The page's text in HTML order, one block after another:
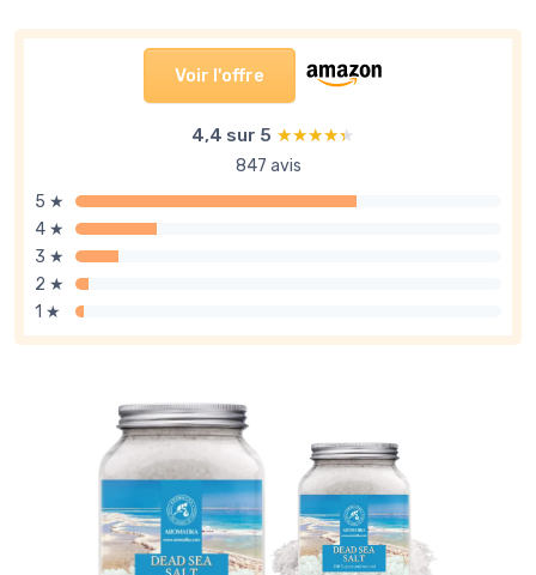
Voir l'offre
4,4 sur 5 ★★★★★
★★★★★
847 avis
5 ★
4 ★
3 ★
2 ★
1 ★